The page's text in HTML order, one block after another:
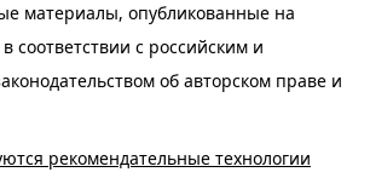
материалы, опубликованные на
соответствии с российским и
об авторском праве и
рекомендательные технологии